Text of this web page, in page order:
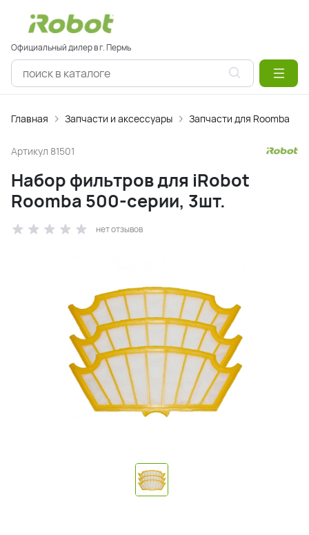
Официальный дилер в г. Пермь
Главная Запчасти и аксессуары Запчасти для Roomba
Артикул 81501
Набор фильтров для iRobot
Roomba 500-серии, 3шт.
нет отзывов